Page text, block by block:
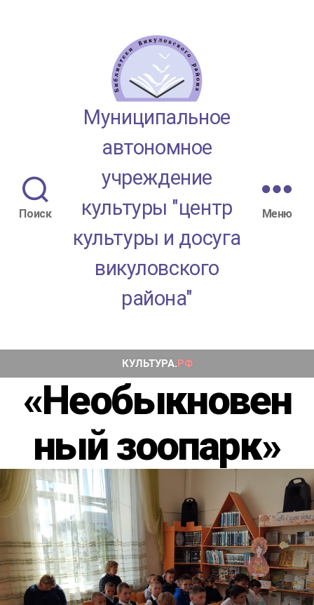
Поиск
МАУК
"ЦКД
района"
Муниципальное
автономное
учреждение
культуры "центр
культуры и досуга
викуловского
района"
Меню
«Необыкновен
ный зоопарк»